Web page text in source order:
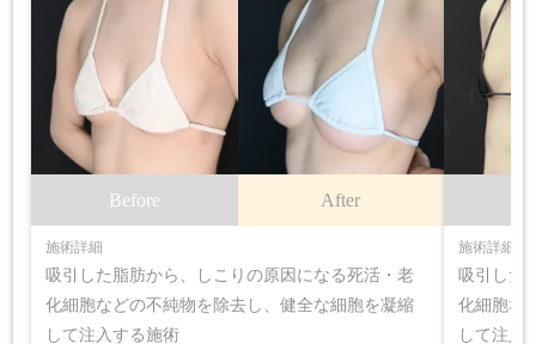
Before After
施術詳細
吸引した脂肪から、しこりの原因になる死活・老
化細胞などの不純物を除去し、健全な細胞を凝縮
して注入する施術
施術詳細
吸引した
化細胞な
して注入